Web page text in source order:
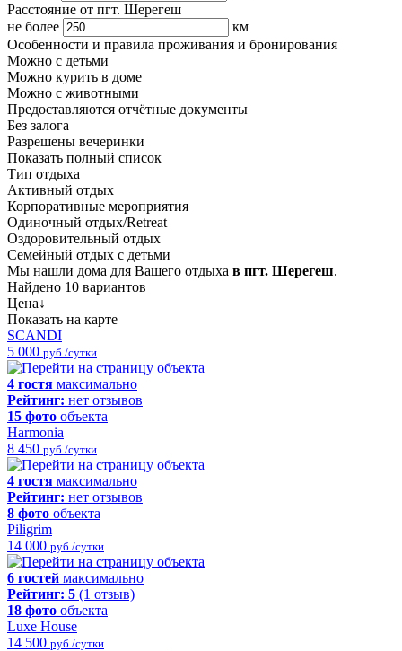
Расстояние от пгт. Шерегеш
не более
км
Особенности и правила проживания и бронирования
Можно с детьми
Можно курить в доме
Можно с животными
Предоставляются отчётные документы
Без залога
Разрешены вечеринки
Показать полный список
Тип отдыха
Активный отдых
Корпоративные мероприятия
Одиночный отдых/Retreat
Оздоровительный отдых
Семейный отдых с детьми
Мы нашли дома для Вашего отдыха в пгт. Шерегеш.
Найдено 10 вариантов
Цена↓
Показать на карте
SCANDI
5 000 руб./сутки
4 гостя максимально
Рейтинг: нет отзывов
15 фото объекта
Harmonia
8 450 руб./сутки
4 гостя максимально
Рейтинг: нет отзывов
8 фото объекта
Piligrim
14 000 руб./сутки
6 гостей максимально
Рейтинг: 5 (1 отзыв)
18 фото объекта
Luxe House
14 500 руб./сутки